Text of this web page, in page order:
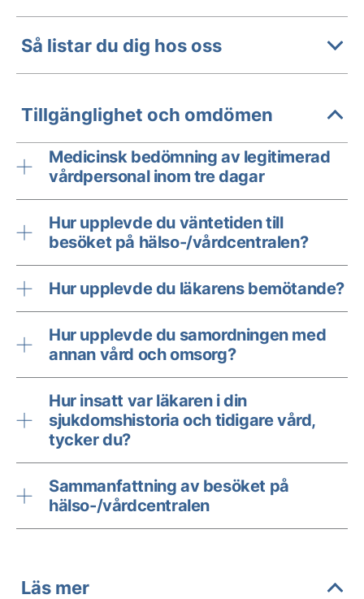
Så listar du dig hos oss
Tillgänglighet och omdömen
Medicinsk bedömning av legitimerad
vårdpersonal inom tre dagar
Hur upplevde du väntetiden till
besöket på hälso-/vårdcentralen?
Hur upplevde du läkarens bemötande?
Hur upplevde du samordningen med
annan vård och omsorg?
Hur insatt var läkaren i din
sjukdomshistoria och tidigare vård,
tycker du?
Sammanfattning av besöket på
hälso-/vårdcentralen
Läs mer